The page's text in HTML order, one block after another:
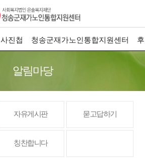
사진첩 청송군재가노인통합지원센터
알림마당
자유게시판 묻고답하기
칭찬합니다